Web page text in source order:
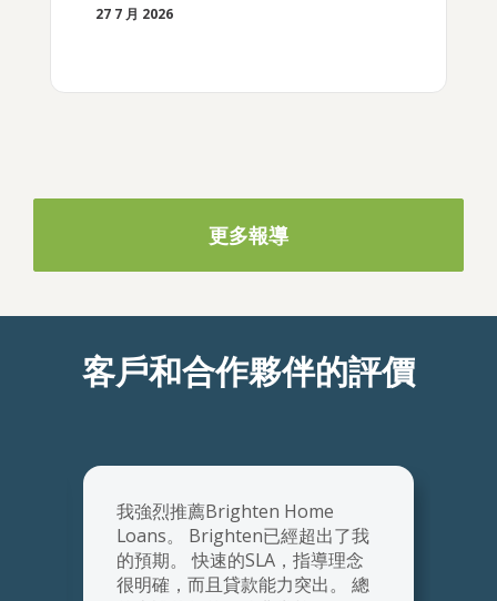
27 7 月 2026
更多報導
客戶和合作夥伴的評價
自從我們兩年前開始合作以來，
Brighten一直以其專業性和高效
性給我留下深刻印象。 我期待著
與他們進行更多的合作。